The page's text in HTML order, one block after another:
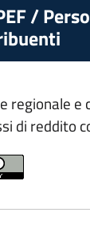
/
regionale e
di reddito